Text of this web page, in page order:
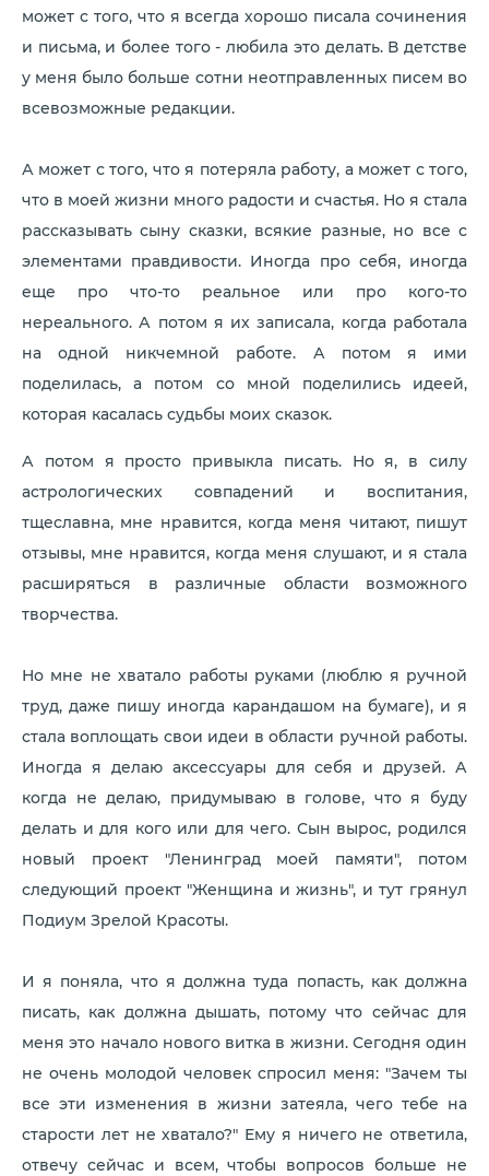
может с того, что я всегда хорошо писала сочинения
и письма, и более того - любила это делать. В детстве
у меня было больше сотни неотправленных писем во
всевозможные редакции.
А может с того, что я потеряла работу, а может с того,
что в моей жизни много радости и счастья. Но я стала
рассказывать сыну сказки, всякие разные, но все с
элементами правдивости. Иногда про себя, иногда
еще про что-то реальное или про кого-то
нереального. А потом я их записала, когда работала
на одной никчемной работе. А потом я ими
поделилась, а потом со мной поделились идеей,
которая касалась судьбы моих сказок.
А потом я просто привыкла писать. Но я, в силу
астрологических совпадений и воспитания,
тщеславна, мне нравится, когда меня читают, пишут
отзывы, мне нравится, когда меня слушают, и я стала
расширяться в различные области возможного
творчества.
Но мне не хватало работы руками (люблю я ручной
труд, даже пишу иногда карандашом на бумаге), и я
стала воплощать свои идеи в области ручной работы.
Иногда я делаю аксессуары для себя и друзей. А
когда не делаю, придумываю в голове, что я буду
делать и для кого или для чего. Сын вырос, родился
новый проект "Ленинград моей памяти", потом
следующий проект "Женщина и жизнь", и тут грянул
Подиум Зрелой Красоты.
И я поняла, что я должна туда попасть, как должна
писать, как должна дышать, потому что сейчас для
меня это начало нового витка в жизни. Сегодня один
не очень молодой человек спросил меня: "Зачем ты
все эти изменения в жизни затеяла, чего тебе на
старости лет не хватало?" Ему я ничего не ответила,
отвечу сейчас и всем, чтобы вопросов больше не